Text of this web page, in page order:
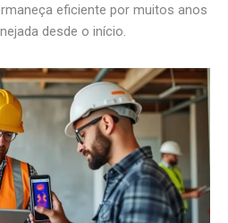
eficiente por muitos anos
desde o início.